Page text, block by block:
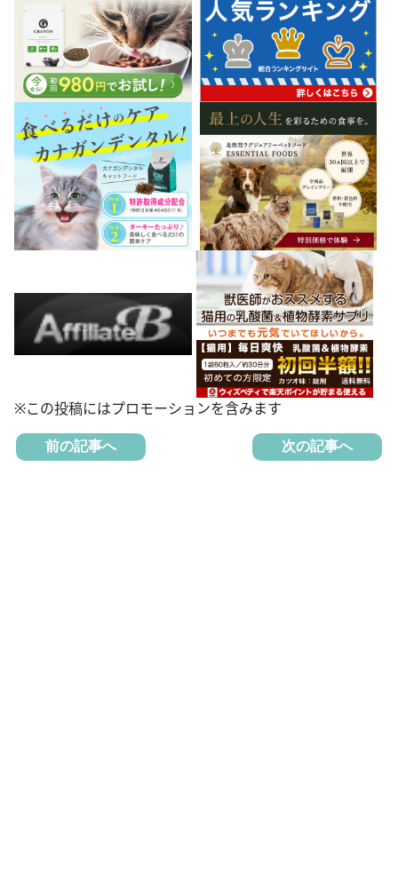
※この投稿にはプロモーションを含みます
前の記事へ 次の記事へ